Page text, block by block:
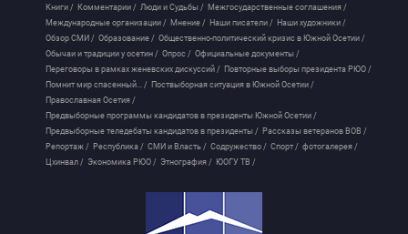
Книги / Комментарии / Люди и Судьбы / Межгосударственные соглашения /
Международные организации / Мнение / Наши писатели / Наши художники /
Обзор СМИ / Образование / Общественно-политический кризис в Южной Осетии /
Обычаи и традиции у осетин / Опрос / Официальные документы /
Переговоры в рамках женевских дискуссий / Повторные выборы президента РЮО /
Помнит мир спасенный... / Поствыборная ситуация в Южной Осетии /
Православная Осетия /
Предвыборные программы кандидатов в президенты Южной Осетии /
Предвыборные теледебаты кандидатов в президенты / Рассказы ветеранов ВОВ /
Репортаж / Республика / СМИ и Власть / Содружество / Спорт / фотогалерея /
Цхинвал / Экономика РЮО / Этнография / ЮОГУ ТВ /